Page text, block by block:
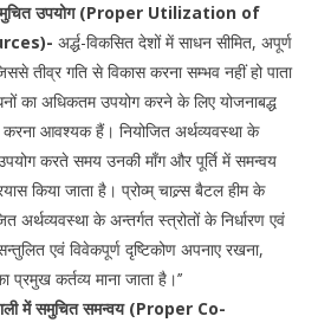
समुचित उपयोग (Proper Utilization of
अर्द्ध-विकसित देशों में साधन सीमित, अपूर्ण
तीव्र गति से विकास करना सम्भव नहीं हो पाता
का अधिकतम उपयोग करने के लिए योजनाबद्ध
करना आवश्यक हैं। नियोजित अर्थव्यवस्था के
करते समय उनकी माँग और पूर्ति में समन्वय
किया जाता है। प्रोव्म् चाल्र्स बैटल हीम के
अर्थव्यवस्था के अन्तर्गत स्त्रोतों के निर्धारण एवं
एवं विवेकपूर्ण दृष्टिकोण अपनाए रखना,
प्रमुख कर्तव्य माना जाता है।’’
में समुचित समन्वय (Proper Co-